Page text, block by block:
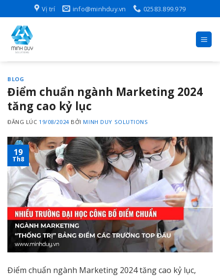
to
content
Vị trí info@minhduy.vn 02583.899.979
BLOG
Điểm chuẩn ngành Marketing 2024
tăng cao kỷ lục
ĐĂNG LÚC 19/08/2024 BỞI MINH DUY SOLUTIONS
19
Th8
Điểm chuẩn ngành Marketing 2024 tăng cao kỷ lục,